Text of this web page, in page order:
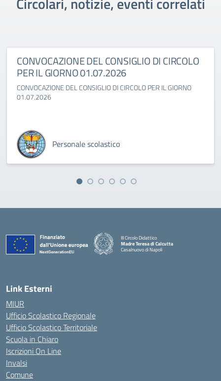
CONVOCAZIONE DEL CONSIGLIO DI CIRCOLO
PER IL GIORNO 01.07.2026
CONVOCAZIONE DEL CONSIGLIO DI CIRCOLO PER IL GIORNO
01.07.2026
Personale scolastico
III Circolo Didattico
Madre Teresa di Calcutta
Casalnuovo di Napoli
— Visita la pagina iniziale della scuola
Link Esterni
MIUR
Ufficio Scolastico Regionale
Ufficio Scolastico Territoriale
Scuola in Chiaro
Iscrizioni On Line
Invalsi
Comune